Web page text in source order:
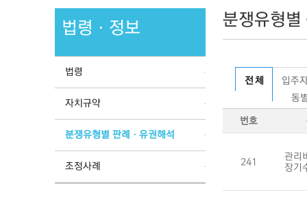
법령ㆍ정보
법령
자치규약
분쟁유형별 판례ㆍ유권해석
조정사례
분쟁유형별
전 체
입주
동
번호
241
관리
장기